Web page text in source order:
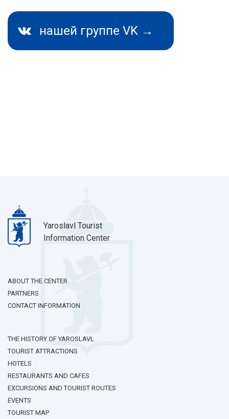
нашей группе VK →
Yaroslavl Tourist
Information Center
ABOUT THE CENTER
PARTNERS
CONTACT INFORMATION
THE HISTORY OF YAROSLAVL
TOURIST ATTRACTIONS
HOTELS
RESTAURANTS AND CAFES
EXCURSIONS AND TOURIST ROUTES
EVENTS
TOURIST MAP